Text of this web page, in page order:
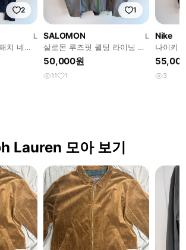
2
L
치 네이
니트
1
SALOMON
L
살로몬 루즈핏 퀼팅 라이닝 고
어텍스 배색 자켓
50,000원
11 1
Nike
나이키
론 패커
3
Lauren 모아 보기